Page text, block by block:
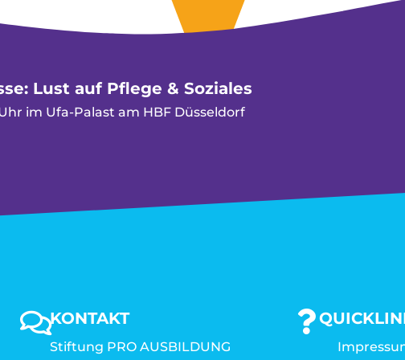
Lust auf Pflege & Soziales
Uhr im Ufa-Palast am HBF Düsseldorf
KONTAKT
Stiftung PRO AUSBILDUNG